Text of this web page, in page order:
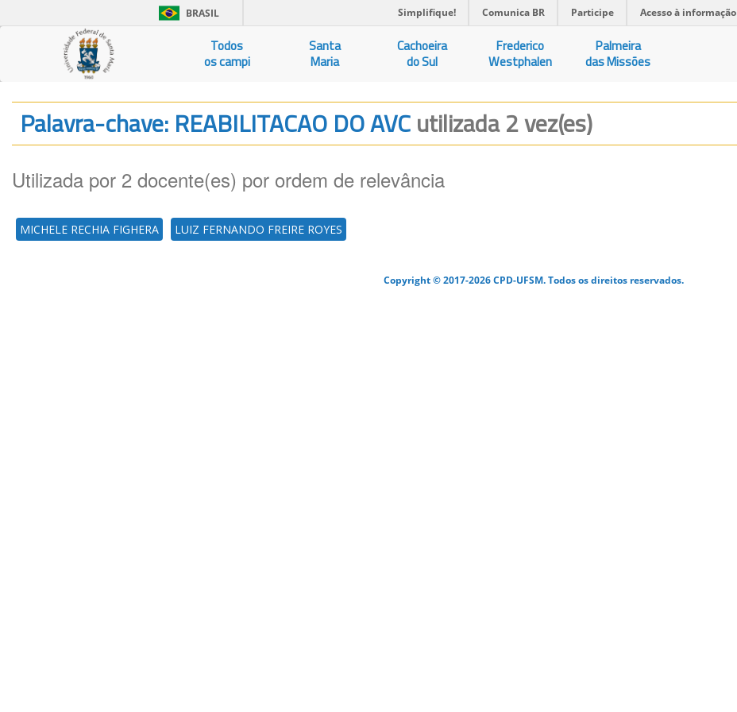
BRASIL Simplifique! Comunica BR Participe Acesso à informação
Todos
os campi
Santa
Maria
Cachoeira
do Sul
Frederico
Westphalen
Palmeira
das Missões
Palavra-chave: REABILITACAO DO AVCutilizada 2 vez(es)
Utilizada por 2 docente(es) por ordem de relevância
MICHELE RECHIA FIGHERA LUIZ FERNANDO FREIRE ROYES
Copyright © 2017-2026 CPD-UFSM. Todos os direitos reservados.